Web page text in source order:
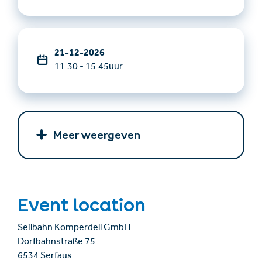
21-12-2026
11.30 - 15.45uur
Meer weergeven
Event location
Seilbahn Komperdell GmbH
Dorfbahnstraße 75
6534 Serfaus